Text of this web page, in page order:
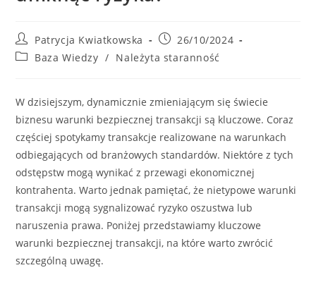
Post
author:
Patrycja Kwiatkowska
Post
published:
26/10/2024
PostBaza Wiedzy / Należyta staranność
W dzisiejszym, dynamicznie zmieniającym się świecie
biznesu warunki bezpiecznej transakcji są kluczowe. Coraz
częściej spotykamy transakcje realizowane na warunkach
odbiegających od branżowych standardów. Niektóre z tych
odstępstw mogą wynikać z przewagi ekonomicznej
kontrahenta. Warto jednak pamiętać, że nietypowe warunki
transakcji mogą sygnalizować ryzyko oszustwa lub
naruszenia prawa. Poniżej przedstawiamy kluczowe
warunki bezpiecznej transakcji, na które warto zwrócić
szczególną uwagę.